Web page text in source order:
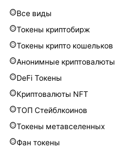
Все виды
Токены криптобирж
Токены крипто кошельков
Анонимные криптовалюты
DeFi Токены
Криптовалюты NFT
ТОП Стейблкоинов
Токены метавселенных
Фан токены